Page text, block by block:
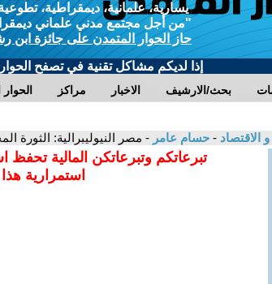
يسارية، علمانية، ديمقراطية،
"من أجل مجتمع مدني علماني
حاز الحوار المتمدن على جائزة ابن
إذا لديكم مشاكل تقنية في تصفح
مراكز الاخبار بحث/الارشيف
و الاقتصاد - حسام عامر - مصر النيوليبرالية: الثورة
تبرعاتكم وتبرعاتكن المالية
استمرارية